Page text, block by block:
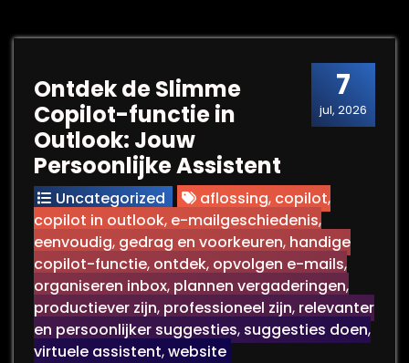
7
jul, 2026
Ontdek de Slimme
Copilot-functie in
Outlook: Jouw
Persoonlijke Assistent
Uncategorized aflossing, copilot,
copilot in outlook, e-mailgeschiedenis,
eenvoudig, gedrag en voorkeuren, handige
copilot-functie, ontdek, opvolgen e-mails,
organiseren inbox, plannen vergaderingen,
productiever zijn, professioneel zijn, relevanter
en persoonlijker suggesties, suggesties doen,
virtuele assistent,website